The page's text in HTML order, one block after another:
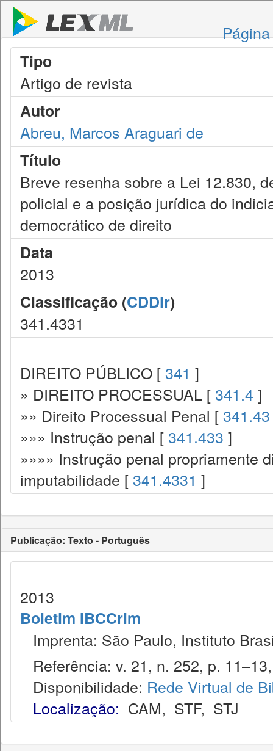
Tipo
Artigo de revista
Autor
Abreu, Marcos Araguari de
Título
Breve resenha sobre a Lei 12.830,
policial e a posição jurídica do
democrático de direito
Data
2013
Classificação (CDDir)
341.4331
DIREITO PÚBLICO [ 341 ]
» DIREITO PROCESSUAL [ 341.4 ]
»» Direito Processual Penal [ 341.43
»»» Instrução penal [ 341.433 ]
»»»» Instrução penal propriamente
imputabilidade [ 341.4331 ]
Publicação: Texto - Português
2013
Boletim IBCCrim
Imprenta: São Paulo, Instituto
Referência: v. 21, n. 252, p.
Disponibilidade: Rede Virtual de
Localização: CAM, STF, STJ